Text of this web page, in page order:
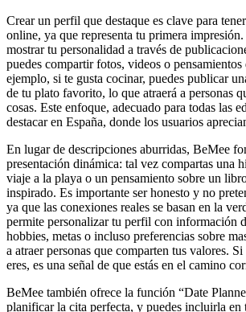
Crear un perfil que destaque es clave para
online, ya que representa tu primera
mostrar tu personalidad a través de
puedes compartir fotos, videos o
ejemplo, si te gusta cocinar, puedes publicar
de tu plato favorito, lo que atraerá a personas
cosas. Este enfoque, adecuado para todas las
destacar en España, donde los usuarios
En lugar de descripciones aburridas, BeMee
presentación dinámica: tal vez compartas una
viaje a la playa o un pensamiento sobre un
inspirado. Es importante ser honesto y no
ya que las conexiones reales se basan en la
permite personalizar tu perfil con información
hobbies, metas o incluso preferencias sobre
a atraer personas que comparten tus valores.
eres, es una señal de que estás en el camino
BeMee también ofrece la función “Date
planificar la cita perfecta, y puedes incluirla en